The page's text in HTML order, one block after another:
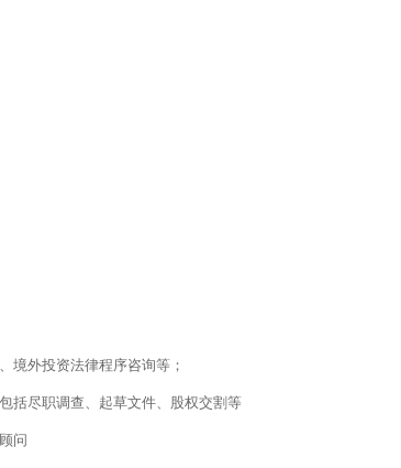
境外投资法律程序咨询等；
括尽职调查、起草文件、股权交割等
问